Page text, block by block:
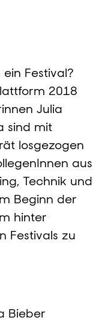
Festival?
2018
Julia
sind mit
losgezogen
aus
Technik und
Beginn der
hinter
Festivals zu
Bieber